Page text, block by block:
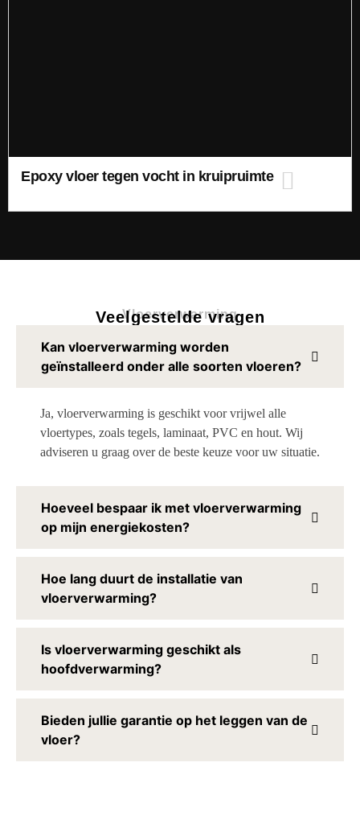
Epoxy vloer tegen vocht in kruipruimte
Vloerverwarming
Veelgestelde vragen
Kan vloerverwarming worden
geïnstalleerd onder alle soorten vloeren?
Ja, vloerverwarming is geschikt voor vrijwel alle
vloertypes, zoals tegels, laminaat, PVC en hout. Wij
adviseren u graag over de beste keuze voor uw situatie.
Hoeveel bespaar ik met vloerverwarming
op mijn energiekosten?
Hoe lang duurt de installatie van
vloerverwarming?
Is vloerverwarming geschikt als
hoofdverwarming?
Bieden jullie garantie op het leggen van de
vloer?